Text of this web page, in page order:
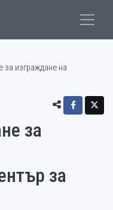
изграждане на
за
за